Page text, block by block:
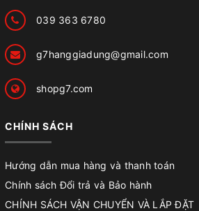
039 363 6780
g7hanggiadung@gmail.com
shopg7.com
CHÍNH SÁCH
Hướng dẫn mua hàng và thanh toán
Chính sách Đổi trả và Bảo hành
CHÍNH SÁCH VẬN CHUYỂN VÀ LẮP ĐẶT